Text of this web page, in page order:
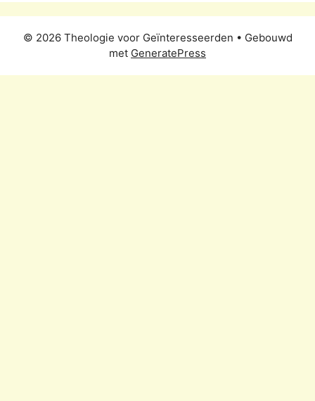
© 2026 Theologie voor Geïnteresseerden • Gebouwd
met GeneratePress